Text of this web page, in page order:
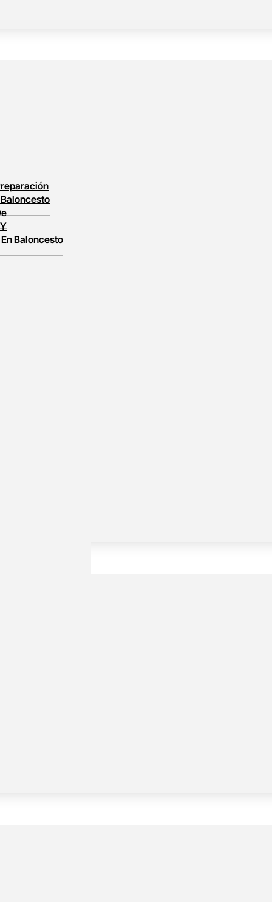
Baloncesto
Baloncesto